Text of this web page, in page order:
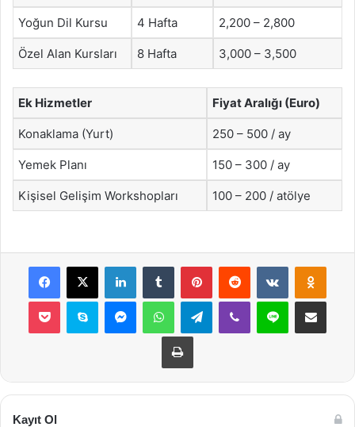
Yoğun Dil Kursu 4 Hafta 2,200 – 2,800
Özel Alan Kursları 8 Hafta 3,000 – 3,500
Ek Hizmetler Fiyat Aralığı (Euro)
Konaklama (Yurt) 250 – 500 / ay
Yemek Planı 150 – 300 / ay
Kişisel Gelişim Workshopları 100 – 200 / atölye
Facebook
X LinkedInTumblr PinterestReddit VKontakte
Pocket Skype MessengerWhatsAppTelegramViber Line E-Posta ile
Yazdır
Kayıt Ol